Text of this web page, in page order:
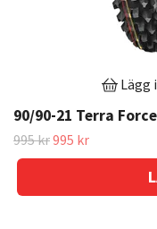
Lägg
90/90-21 Terra Force
995 kr995 kr